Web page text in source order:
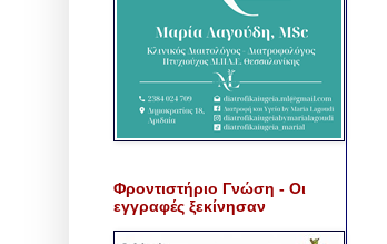
Φροντιστήριο Γνώση - Οι
εγγραφές ξεκίνησαν